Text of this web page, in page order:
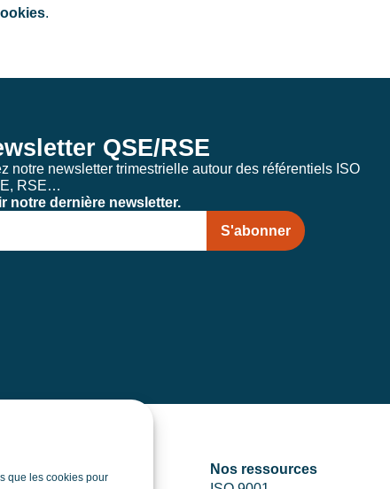
que les cookies pour
.
QSE/RSE
notre newsletter trimestrielle autour des référentiels ISO
RSE…
notre dernière newsletter.
S'abonner
Nos ressources